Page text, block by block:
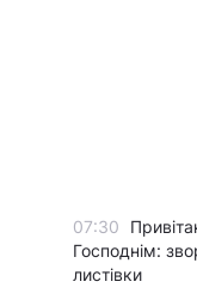
07:30
Господнім:
листівки